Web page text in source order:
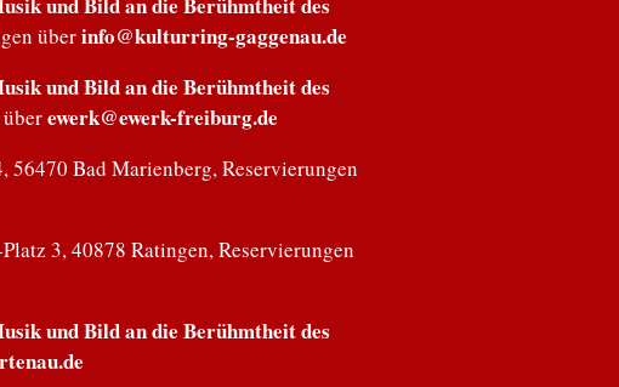
überinfo@kulturring-gaggenau.de
und Bild an die Berühmtheit des
ewerk@ewerk-freiburg.de
Bad Marienberg, Reservierungen
3, 40878 Ratingen, Reservierungen
und Bild an die Berühmtheit des